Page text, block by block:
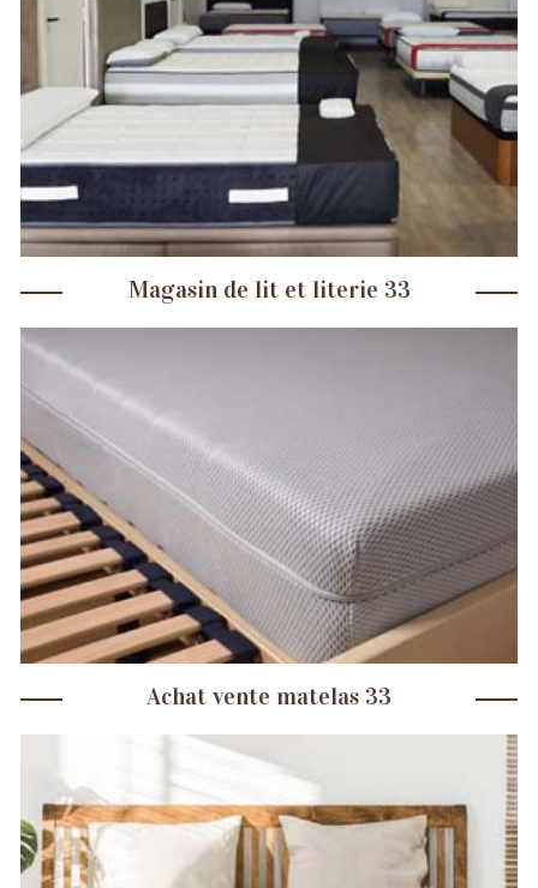
Magasin de lit et literie 33
Achat vente matelas 33